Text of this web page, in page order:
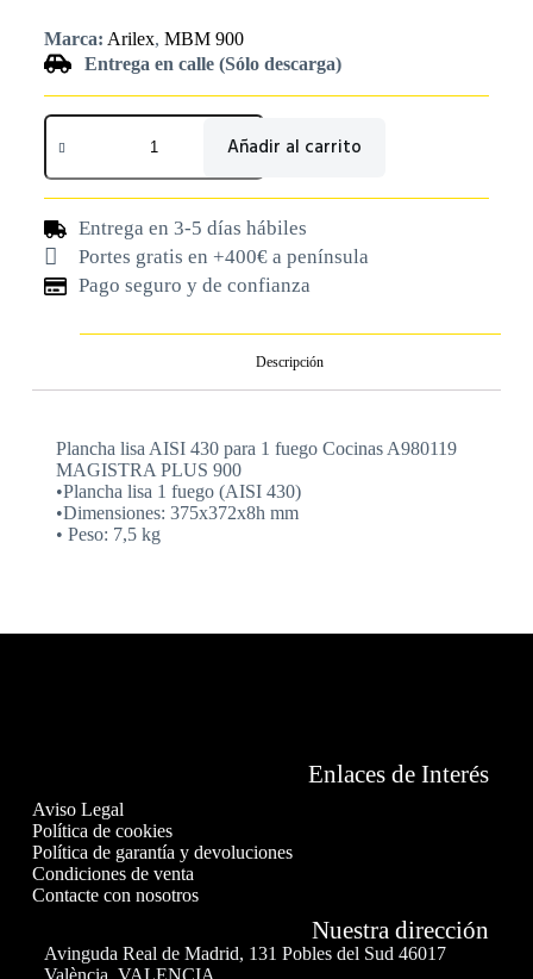
Marca: Arilex, MBM 900
Entrega en calle (Sólo descarga)
Añadir al carrito
Entrega en 3-5 días hábiles
Portes gratis en +400€ a península
Pago seguro y de confianza
Descripción
Plancha lisa AISI 430 para 1 fuego Cocinas A980119
MAGISTRA PLUS 900
•Plancha lisa 1 fuego (AISI 430)
•Dimensiones: 375x372x8h mm
• Peso: 7,5 kg
Enlaces de Interés
Aviso Legal
Política de cookies
Política de garantía y devoluciones
Condiciones de venta
Contacte con nosotros
Nuestra dirección
Avinguda Real de Madrid, 131 Pobles del Sud 46017